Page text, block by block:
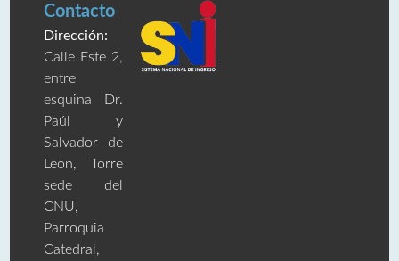
Contacto
Dirección:
Calle Este 2,
entre
esquina Dr.
Paúl y
Salvador de
León, Torre
sede del
CNU,
Parroquia
Catedral,